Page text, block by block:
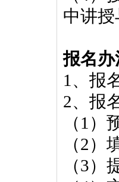
中讲
报名办
1 、报
2、报
（1 ）
（2）
（3）